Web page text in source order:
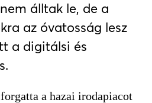
álltak le, de a
az óvatosság lesz
a digitálsi és
a hazai irodapiacot